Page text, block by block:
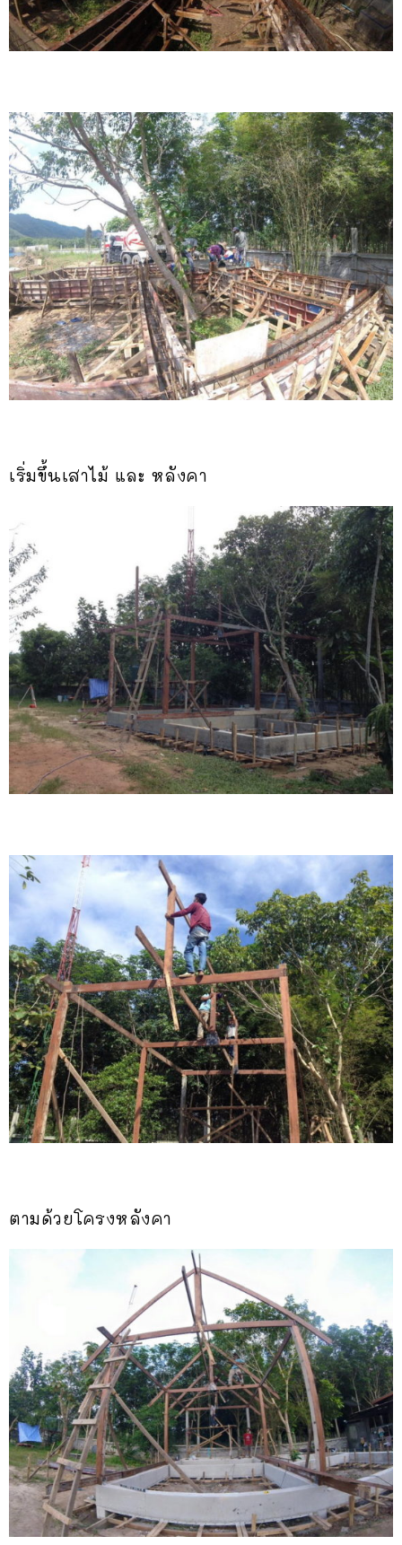
เริ่มขึ้นเสาไม้ และ หลังคา
ตามด้วยโครงหลังคา